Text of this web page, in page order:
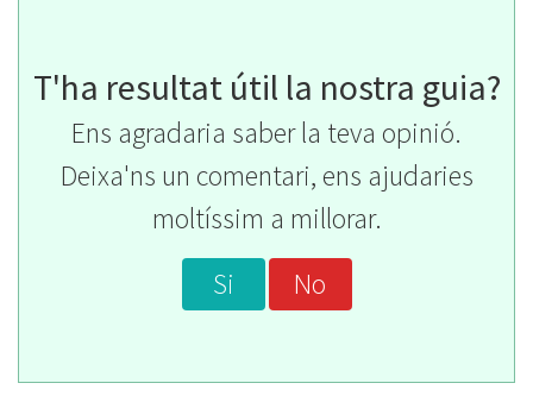
T'ha resultat útil la nostra guia?
Ens agradaria saber la teva opinió.
Deixa'ns un comentari, ens ajudaries
moltíssim a millorar.
Si
No